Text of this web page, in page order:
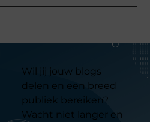
Wil jij jouw blogs
delen en een breed
publiek bereiken?
Wacht niet langer en